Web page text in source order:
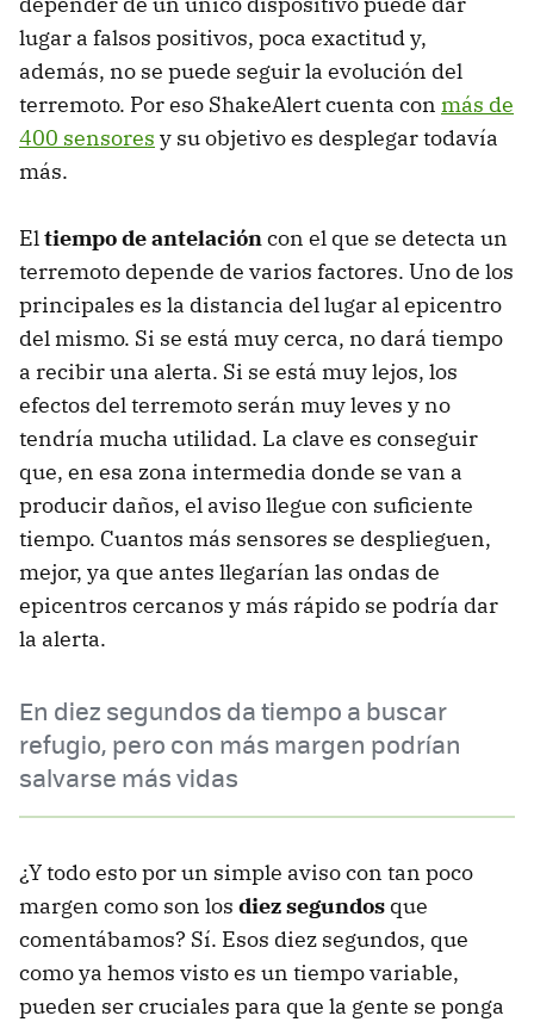
lugar a falsos positivos, poca exactitud y,
además, no se puede seguir la evolución del
terremoto. Por eso ShakeAlert cuenta con más de
400 sensores y su objetivo es desplegar todavía
más.
Eltiempo de antelacióncon el que se detecta un
terremoto depende de varios factores. Uno de los
principales es la distancia del lugar al epicentro
del mismo. Si se está muy cerca, no dará tiempo
a recibir una alerta. Si se está muy lejos, los
efectos del terremoto serán muy leves y no
tendría mucha utilidad. La clave es conseguir
que, en esa zona intermedia donde se van a
producir daños, el aviso llegue con suficiente
tiempo. Cuantos más sensores se desplieguen,
mejor, ya que antes llegarían las ondas de
epicentros cercanos y más rápido se podría dar
la alerta.
En diez segundos da tiempo a buscar
refugio, pero con más margen podrían
salvarse más vidas
¿Y todo esto por un simple aviso con tan poco
margen como son los diez segundos que
comentábamos? Sí. Esos diez segundos, que
como ya hemos visto es un tiempo variable,
pueden ser cruciales para que la gente se ponga